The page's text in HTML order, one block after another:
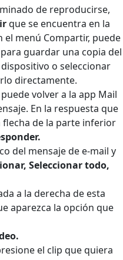
de reproducirse,
que se encuentra en la
menú Compartir, puede
para guardar una copia del
o seleccionar
directamente.
volver a la app Mail
En la respuesta que
flecha de la parte inferior
del mensaje de e-mail y
Seleccionar todo,
a la derecha de esta
aparezca la opción que
el clip que quiera